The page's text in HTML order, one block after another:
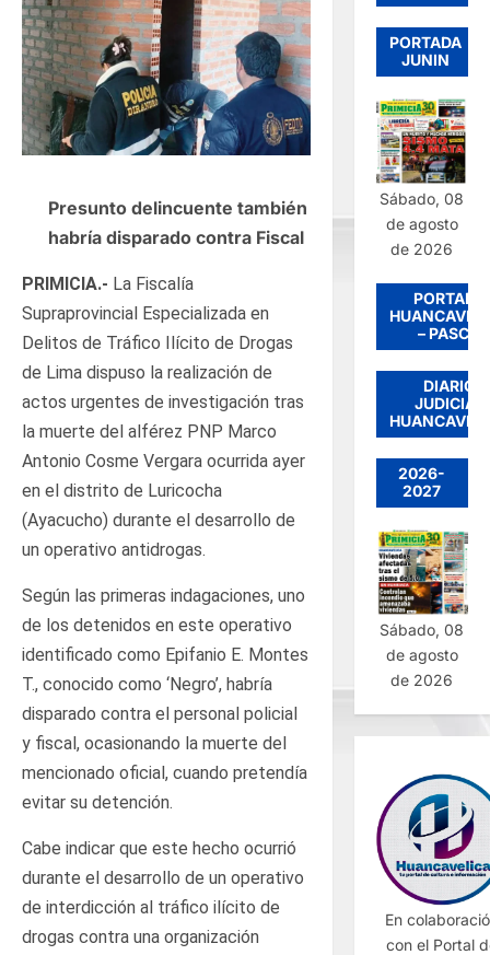
Presunto delincuente también
habría disparado contra Fiscal
PRIMICIA.- La Fiscalía
Supraprovincial Especializada en
Delitos de Tráfico Ilícito de Drogas
de Lima dispuso la realización de
actos urgentes de investigación tras
la muerte del alférez PNP Marco
Antonio Cosme Vergara ocurrida ayer
en el distrito de Luricocha
(Ayacucho) durante el desarrollo de
un operativo antidrogas.
Según las primeras indagaciones, uno
de los detenidos en este operativo
identificado como Epifanio E. Montes
T., conocido como ‘Negro’, habría
disparado contra el personal policial
y fiscal, ocasionando la muerte del
mencionado oficial, cuando pretendía
evitar su detención.
Cabe indicar que este hecho ocurrió
durante el desarrollo de un operativo
de interdicción al tráfico ilícito de
drogas contra una organización
PORTADA
JUNIN
Sábado, 08
de agosto
de 2026
PORTADA
– PASCO
DIARIO
JUDICIAL
2026-
2027
Sábado, 08
de agosto
de 2026
En
con el Portal